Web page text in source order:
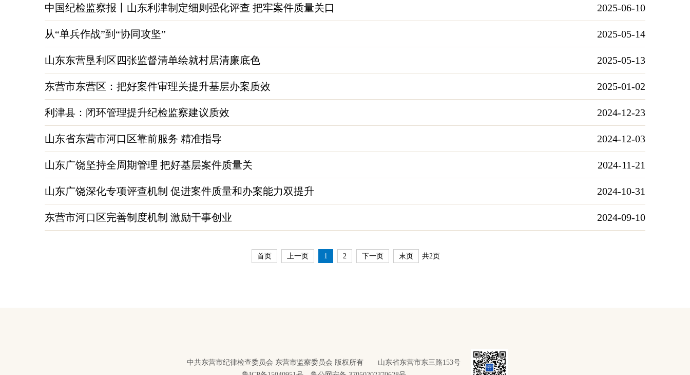
中国纪检监察报丨山东利津制定细则强化评查 把牢案件质量关口 2025-06-10
从“单兵作战”到“协同攻坚” 2025-05-14
山东东营垦利区四张监督清单绘就村居清廉底色 2025-05-13
东营市东营区：把好案件审理关提升基层办案质效 2025-01-02
利津县：闭环管理提升纪检监察建议质效 2024-12-23
山东省东营市河口区靠前服务 精准指导 2024-12-03
山东广饶坚持全周期管理 把好基层案件质量关 2024-11-21
山东广饶深化专项评查机制 促进案件质量和办案能力双提升 2024-10-31
东营市河口区完善制度机制 激励干事创业 2024-09-10
首页 上一页 1 2 下一页 末页 共2页
中共东营市纪律检查委员会 东营市监察委员会 版权所有 山东省东营市东三路153号